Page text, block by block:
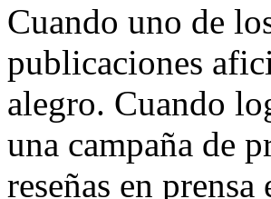
Cuando uno de
publicaciones
alegro. Cuando
una campaña de
reseñas en